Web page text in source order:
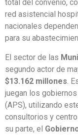
total del convenio,
red asistencial
nacionales
para su
El sector de las
segundo actor de
$13.162 millones .
juegan los
(APS), utilizando
consultorios y
su parte, el